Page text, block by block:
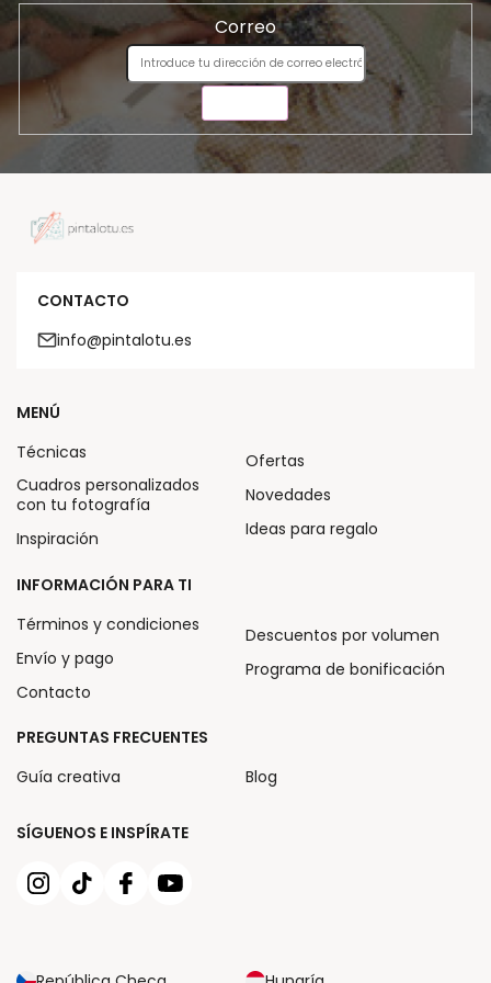
Correo
CONTACTO
info@pintalotu.es
SÍGUENOS E INSPÍRATE
MENÚ
Técnicas
Cuadros personalizados
con tu fotografía
Inspiración
Ofertas
Novedades
Ideas para regalo
INFORMACIÓN PARA TI
Términos y condiciones
Envío y pago
Contacto
Descuentos por volumen
Programa de bonificación
PREGUNTAS FRECUENTES
Guía creativa
Blog